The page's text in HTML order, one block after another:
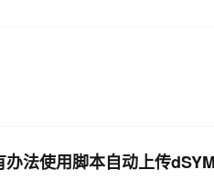
法使用脚本自动上传dSYM